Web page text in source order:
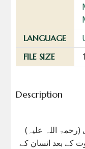
LANGUAGE
FILE SIZE
Description
اللہ علیہ)
کے بعد انسان کے